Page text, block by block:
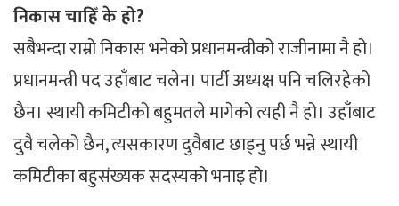
निकास चाहिँ के हो?
सबैभन्दा राम्रो निकास भनेको प्रधानमन्त्रीको राजीनामा नै हो।
प्रधानमन्त्री पद उहाँबाट चलेन। पार्टी अध्यक्ष पनि चलिरहेको
छैन। स्थायी कमिटीको बहुमतले मागेको त्यही नै हो। उहाँबाट
दुवै चलेको छैन, त्यसकारण दुवैबाट छाड्नु पर्छ भन्ने स्थायी
कमिटीका बहुसंख्यक सदस्यको भनाइ हो।